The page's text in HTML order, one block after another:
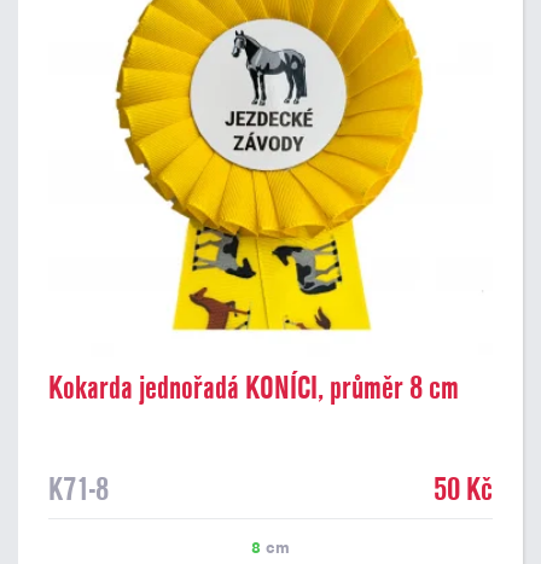
Kokarda jednořadá KONÍCI, průměr 8 cm
K71-8 50 Kč
8 cm